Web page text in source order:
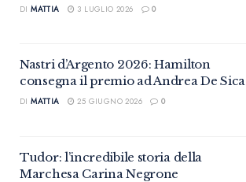
DI MATTIA 3 LUGLIO 2026 0
Nastri d’Argento 2026: Hamilton
consegna il premio ad Andrea De Sica
DI MATTIA 25 GIUGNO 2026 0
Tudor: l’incredibile storia della
Marchesa Carina Negrone